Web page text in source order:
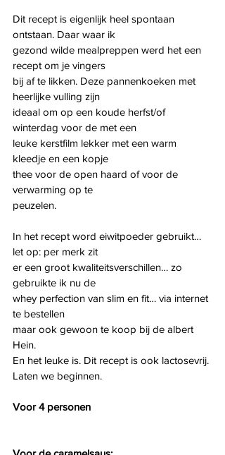
Dit recept is eigenlijk heel spontaan
ontstaan. Daar waar ik
gezond wilde mealpreppen werd het een
recept om je vingers
bij af te likken. Deze pannenkoeken met
heerlijke vulling zijn
ideaal om op een koude herfst/of
winterdag voor de met een
leuke kerstfilm lekker met een warm
kleedje en een kopje
thee voor de open haard of voor de
verwarming op te
peuzelen.
In het recept word eiwitpoeder gebruikt…
let op: per merk zit
er een groot kwaliteitsverschillen… zo
gebruikte ik nu de
whey perfection van slim en fit… via internet
te bestellen
maar ook gewoon te koop bij de albert
Hein.
En het leuke is. Dit recept is ook lactosevrij.
Laten we beginnen.
Voor 4 personen